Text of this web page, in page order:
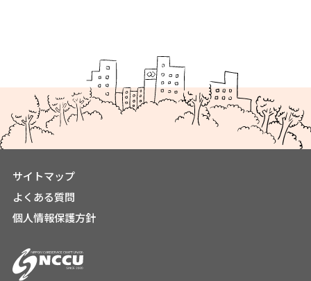
サイトマップ
よくある質問
個人情報保護方針